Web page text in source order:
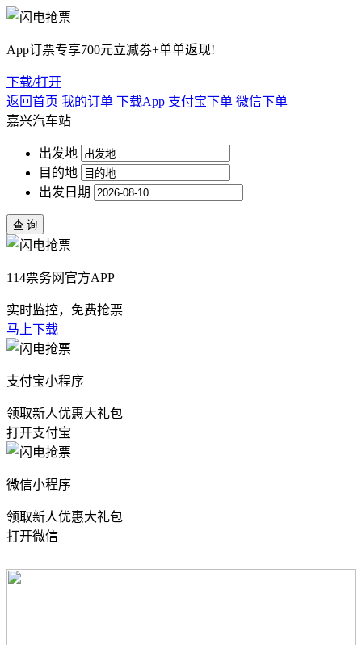
App订票专享700元立减劵+单单返现!
下载/打开
返回首页 我的订单 下载App 支付宝下单 微信下单
嘉兴汽车站
出发地
目的地
出发日期
114票务网官方APP
实时监控，免费抢票
马上下载
支付宝小程序
领取新人优惠大礼包
打开支付宝
微信小程序
领取新人优惠大礼包
打开微信